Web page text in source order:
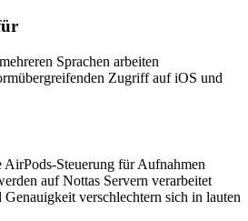
Sprachen arbeiten
Zugriff auf iOS und
AirPods-Steuerung für Aufnahmen
auf Nottas Servern verarbeitet
verschlechtern sich in lauten